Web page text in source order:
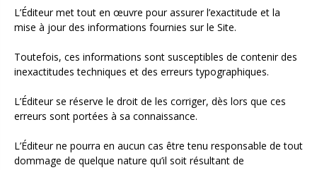
L’Éditeur met tout en œuvre pour assurer l’exactitude et la
mise à jour des informations fournies sur le Site.
Toutefois, ces informations sont susceptibles de contenir des
inexactitudes techniques et des erreurs typographiques.
L’Éditeur se réserve le droit de les corriger, dès lors que ces
erreurs sont portées à sa connaissance.
L’Éditeur ne pourra en aucun cas être tenu responsable de tout
dommage de quelque nature qu’il soit résultant de